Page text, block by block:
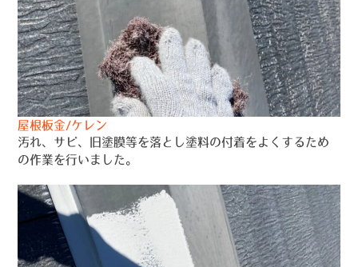
屋根板金/ケレン
汚れ、サビ、旧塗膜等を落とし塗料の付着をよくするため
の作業を行いました。